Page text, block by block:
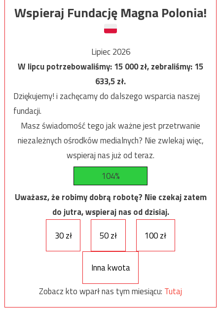
Wspieraj Fundację Magna Polonia!
Lipiec 2026
W lipcu potrzebowaliśmy:15 000zł, zebraliśmy:15
633,5zł.
Dziękujemy! i zachęcamy do dalszego wsparcia naszej
fundacji.
Masz świadomość tego jak ważne jest przetrwanie
niezależnych ośrodków medialnych? Nie zwlekaj więc,
wspieraj nas już od teraz.
104%
Uważasz, że robimy dobrą robotę? Nie czekaj zatem
do jutra, wspieraj nas od dzisiaj.
30 zł
50 zł 100 zł
Inna kwota
Zobacz kto wparł nas tym miesiącu: Tutaj